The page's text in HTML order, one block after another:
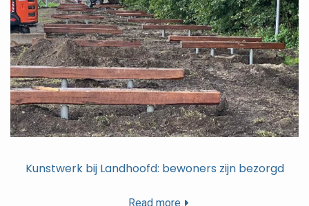
Kunstwerk bij Landhoofd: bewoners zijn bezorgd
Read more